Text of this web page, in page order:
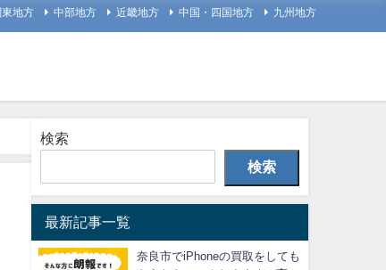
東地方 中部地方 近畿地方 中国・四国地方 九州地方
検索
検索
最新記事一覧
奈良市でiPhoneの買取をしても